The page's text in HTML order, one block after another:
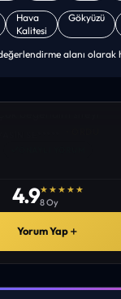
Hava
Kalitesi
Gökyüzü
alanı olarak
4.9★★★★★